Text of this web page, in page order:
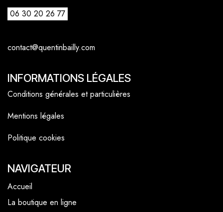
06 30 20 26 77
contact@quentinbailly.com
INFORMATIONS LÉGALES
Conditions générales et particulières
Mentions légales
Politique cookies
NAVIGATEUR
Accueil
La boutique en ligne